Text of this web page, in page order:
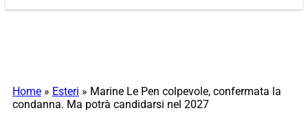
Home » Esteri » Marine Le Pen colpevole, confermata la
condanna. Ma potrà candidarsi nel 2027